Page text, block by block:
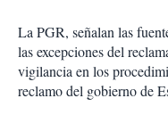
La PGR, señalan las
las excepciones del
vigilancia en los
reclamo del gobierno de